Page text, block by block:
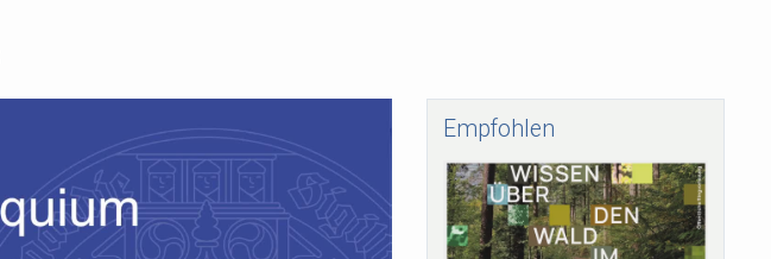
Empfohlen